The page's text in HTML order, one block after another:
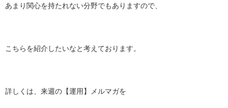
あまり関心を持たれない分野でもありますので、
こちらを紹介したいなと考えております。
詳しくは、来週の【運用】メルマガを